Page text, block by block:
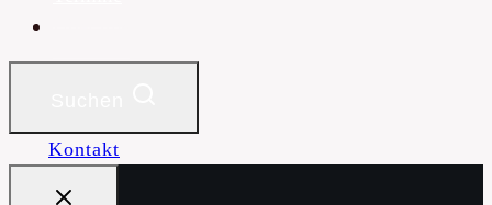
Kontakt